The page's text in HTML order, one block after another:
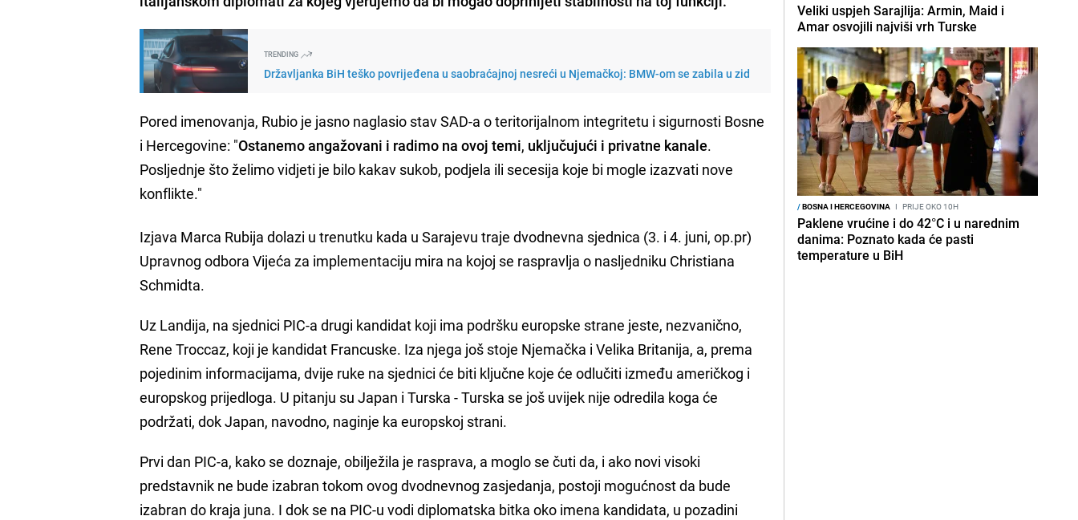
TRENDING
Državljanka BiH teško povrijeđena u saobraćajnoj nesreći u Njemačkoj: BMW-om se zabila u zid
Pored imenovanja, Rubio je jasno naglasio stav SAD-a o teritorijalnom integritetu i sigurnosti Bosne
i Hercegovine: "Ostanemo angažovani i radimo na ovoj temi, uključujući i privatne kanale.
Posljednje što želimo vidjeti je bilo kakav sukob, podjela ili secesija koje bi mogle izazvati nove
konflikte."
Izjava Marca Rubija dolazi u trenutku kada u Sarajevu traje dvodnevna sjednica (3. i 4. juni, op.pr)
Upravnog odbora Vijeća za implementaciju mira na kojoj se raspravlja o nasljedniku Christiana
Schmidta.
Uz Landija, na sjednici PIC-a drugi kandidat koji ima podršku europske strane jeste, nezvanično,
Rene Troccaz, koji je kandidat Francuske. Iza njega još stoje Njemačka i Velika Britanija, a, prema
pojedinim informacijama, dvije ruke na sjednici će biti ključne koje će odlučiti između američkog i
europskog prijedloga. U pitanju su Japan i Turska - Turska se još uvijek nije odredila koga će
podržati, dok Japan, navodno, naginje ka europskoj strani.
Prvi dan PIC-a, kako se doznaje, obilježila je rasprava, a moglo se čuti da, i ako novi visoki
predstavnik ne bude izabran tokom ovog dvodnevnog zasjedanja, postoji mogućnost da bude
izabran do kraja juna. I dok se na PIC-u vodi diplomatska bitka oko imena kandidata, u pozadini
Veliki uspjeh Sarajlija: Armin, Maid i
Amar osvojili najviši vrh Turske
/BOSNA I HERCEGOVINA I PRIJE OKO 10H
Paklene vrućine i do 42°C i u narednim
danima: Poznato kada će pasti
temperature u BiH